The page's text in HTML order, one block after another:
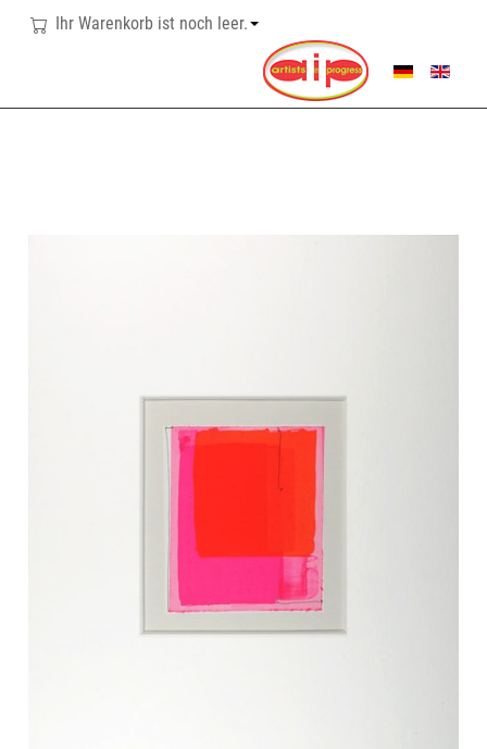
Ihr Warenkorb ist noch leer.
SPRACHE